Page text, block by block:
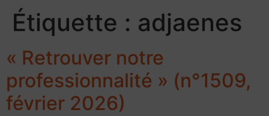
Étiquette : adjaenes
« Retrouver notre
professionnalité » (n°1509,
février 2026)